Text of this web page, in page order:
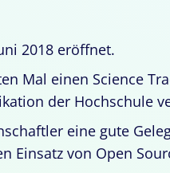
2018 eröffnet.
Mal einen Science
der Hochschule
eine gute
Einsatz von Open